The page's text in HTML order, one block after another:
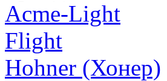
Acme-Light
Flight
Hohner (Хонер)